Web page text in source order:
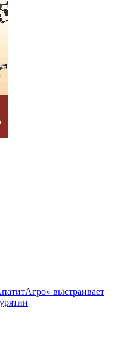
выстраивает